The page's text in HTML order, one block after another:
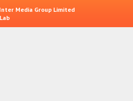
Inter Media Group Limited